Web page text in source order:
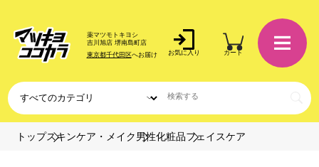
薬マツモトキヨシ
吉川旭店 堺南島町店
東京都千代田区へお届け お気に入り カート
トップスキンケア・メイク 男性化粧品フェイスケア